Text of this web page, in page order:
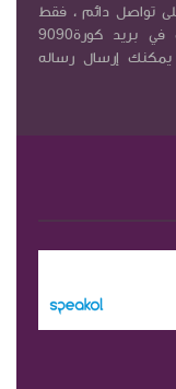
تواصل دائم ، فقط
قم بإدخال بريدك الإلكتروني للإشتراك في بريد كورة9090
إرسال رساله